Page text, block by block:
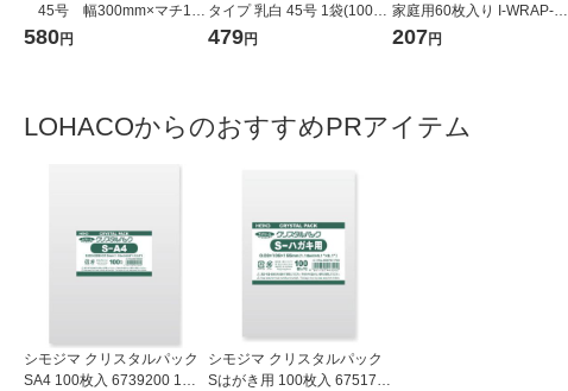
45号 幅300mm×マチ140
mm×縦530mm 1袋（100
580円
タイプ 乳白 45号 1袋(100枚
入) オリジナル
479円
家庭用60枚入り I-WRAP-HT
1個
207円
LOHACOからのおすすめPRアイテム
シモジマ クリスタルパック
SA4 100枚入 6739200 1袋
シモジマ クリスタルパック
Sはがき用 100枚入 675170